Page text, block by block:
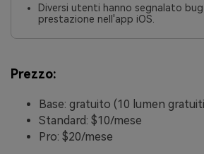
Diversi utenti hanno segnalato
prestazione nell'app iOS.
Prezzo:
Base: gratuito (10 lumen
Standard: $10/mese
Pro: $20/mese